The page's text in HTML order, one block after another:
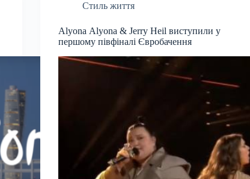
Стиль життя
Аlyona Аlyona & Jerry Heil виступили у
першому півфіналі Євробачення